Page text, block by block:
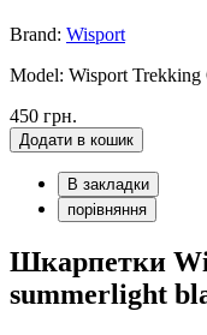
Brand: Wisport
Model: Wisport
450 грн.
Додати в кошик
В закладки
порівняння
Шкарпетки
summerlight